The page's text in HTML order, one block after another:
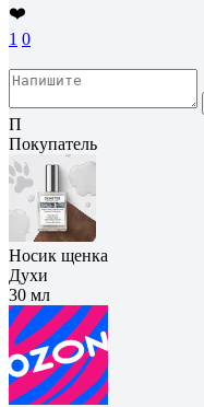
❤️
1 0
П
Покупатель
Носик щенка
Духи
30 мл